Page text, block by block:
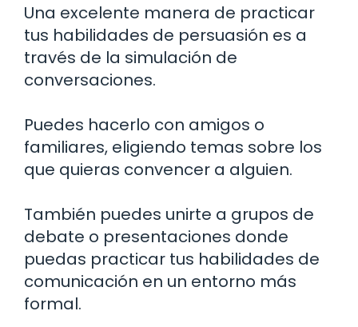
Una excelente manera de practicar
tus habilidades de persuasión es a
través de la simulación de
conversaciones.
Puedes hacerlo con amigos o
familiares, eligiendo temas sobre los
que quieras convencer a alguien.
También puedes unirte a grupos de
debate o presentaciones donde
puedas practicar tus habilidades de
comunicación en un entorno más
formal.